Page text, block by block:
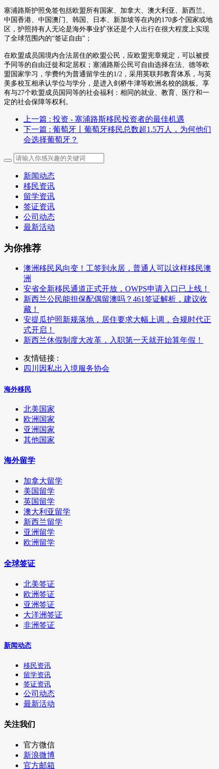
塞浦路斯护照免签包括欧盟所有国家、加拿大、澳大利亚、新西兰、
中国香港、中国澳门、韩国、日本、新加坡等在内的170多个国家或地
区，护照持有人无论是海外事业扩张还是个人出行在很大程度上实现
了全球范围内的“签证自由”；
在欧盟成员国境内合法居住的欧盟公民，应欧盟宪章规定，可以被授
予同等的自由迁徙和定居权； 塞浦路斯公民可自由选择在法、德等欧
盟国家学习，学费约为普通留学生的1/2 ，采用英联邦教育体系，与英
美多校互相承认学位与学分，是进入剑桥牛津等欧洲名校的跳板。 享
有与27个欧盟成员国同等的社会福利：相同的就业、教育、医疗和一
定的社会保障等权利。
上一篇 : 投资 - 塞浦路斯移民投资者的最佳机遇
下一篇 : 葡萄牙丨葡萄牙移民总数超1.5万人，为何他们
会选择葡萄牙？
新闻动态
移民资讯
留学资讯
签证资讯
公司动态
最新活动
为你推荐
澳洲移民风向变！工签到永居，普通人可以这样移民澳
洲
安省全新移民通道正式开放，OWPS申请入口已上线！
新西兰公民能担保配偶留澳吗？461签证解析，建议收
藏！
安提瓜护照新规落地，居住要求大幅上调，合规时代正
式开启！
新西兰休假制度大改革，入职第一天就开始算年假！
友情链接 :
四川因私出入境服务协会
海外移民
北美国家
欧洲国家
亚洲国家
其他国家
海外留学
加拿大留学
美国留学
英国留学
澳大利亚留学
新西兰留学
亚洲留学
欧洲留学
全球签证
北美签证
欧洲签证
亚洲签证
大洋洲签证
非洲签证
新闻动态
移民资讯
留学资讯
签证资讯
公司动态
最新活动
关注我们
官方微信
新浪微博
官方邮箱